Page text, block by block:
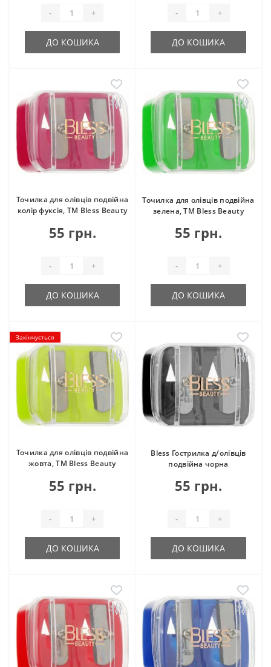
- +
ДО КОШИКА
- +
ДО КОШИКА
Точилка для олівців подвійна
колір фуксія, ТМ Bless Beauty
55 грн.
- +
ДО КОШИКА
Точилка для олівців подвійна
зелена, ТМ Bless Beauty
55 грн.
- +
ДО КОШИКА
Закінчується
Точилка для олівців подвійна
жовта, ТМ Bless Beauty
55 грн.
- +
ДО КОШИКА
Bless Гострилка д/олівців
подвійна чорна
55 грн.
- +
ДО КОШИКА